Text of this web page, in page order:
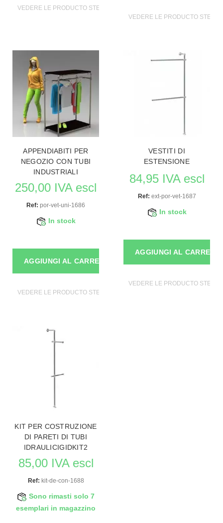
VEDERE LE PRODUCTO STENDER PER ABBIGLIAMENTO
VEDERE LE PRODUCTO
APPENDIABITI PER
NEGOZIO CON TUBI
INDUSTRIALI
250,00 IVA escl
Ref: por-vet-uni-1686
In stock
AGGIUNGI AL CARRELLO
VEDERE LE PRODUCTO STENDER PER ABBIGLIAMENTO
VESTITI DI
ESTENSIONE
84,95 IVA escl
Ref: ext-por-vet-1687
In stock
AGGIUNGI AL
VEDERE LE PRODUCTO
KIT PER COSTRUZIONE
DI PARETI DI TUBI
IDRAULICIGIDKIT2
85,00 IVA escl
Ref: kit-de-con-1688
Sono rimasti solo 7
esemplari in magazzino